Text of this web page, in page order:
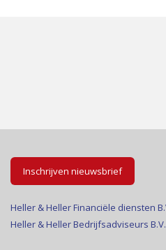
Inschrijven nieuwsbrief
Heller & Heller Financiële diensten
Heller & Heller Bedrijfsadviseurs